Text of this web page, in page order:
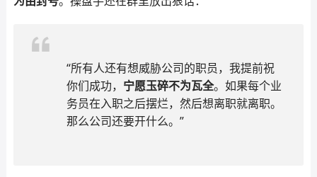
“所有人还有想威胁公司的职员，我提前祝
你们成功， 宁愿玉碎不为瓦全。如果每个业
务员在入职之后摆烂，然后想离职就离职。
那么公司还要开什么。”